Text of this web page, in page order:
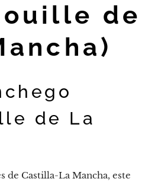
de
de La
de Castilla-La Mancha, este